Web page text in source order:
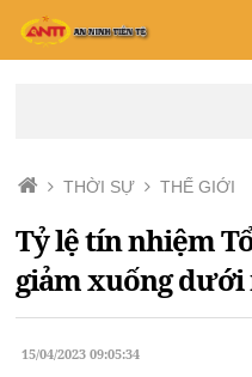
THỜI SỰ THẾ GIỚI
Tỷ lệ tín nhiệm
giảm xuống dưới
15/04/2023 09:05:34